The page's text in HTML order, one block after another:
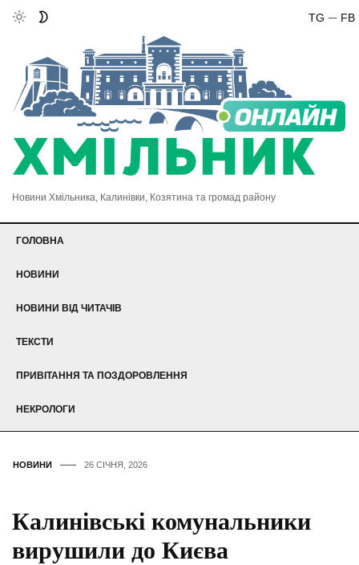
FB
TG
Новини Хмільника, Калинівки, Козятина та громад району
ГОЛОВНА
НОВИНИ
НОВИНИ ВІД ЧИТАЧІВ
ТЕКСТИ
ПРИВІТАННЯ ТА ПОЗДОРОВЛЕННЯ
НЕКРОЛОГИ
НОВИНИ 26 СІЧНЯ, 2026
Калинівські комунальники
вирушили до Києва